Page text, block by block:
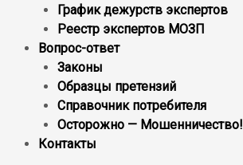
График дежурств экспертов
Реестр экcпертов МОЗП
Вопрос-ответ
Законы
Образцы претензий
Справочник потребителя
Осторожно — Мошенничество!
Контакты